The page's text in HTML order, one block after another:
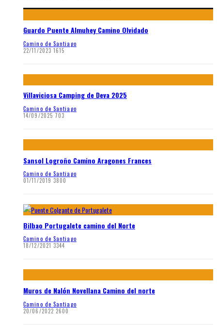
Guardo Puente Almuhey Camino Olvidado
Camino de Santiago
22/11/2023 1615
Villaviciosa Camping de Deva 2025
Camino de Santiago
14/09/2025 703
Sansol Logroño Camino Aragones Frances
Camino de Santiago
01/11/2019 3800
Bilbao Portugalete camino del Norte
Camino de Santiago
18/12/2021 3344
Muros de Nalón Novellana Camino del norte
Camino de Santiago
20/06/2022 2600